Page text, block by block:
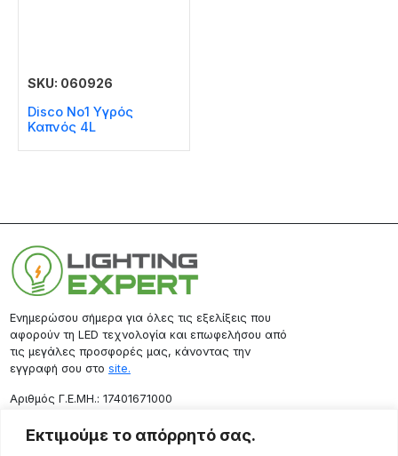
Εκτιμούμε το απόρρητό σας.
SKU: 060926
Disco No1 Υγρός
Καπνός 4L
Ενημερώσου σήμερα για όλες τις εξελίξεις που
αφορούν τη LED τεχνολογία και επωφελήσου από
τις μεγάλες προσφορές μας, κάνοντας την
εγγραφή σου στο site.
Aριθμός Γ.Ε.ΜΗ.: 17401671000
Επικοινωνία